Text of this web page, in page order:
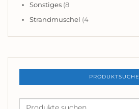
Sonstiges (8
Strandmuschel (4
PRODUKTSUCHE
Suchen